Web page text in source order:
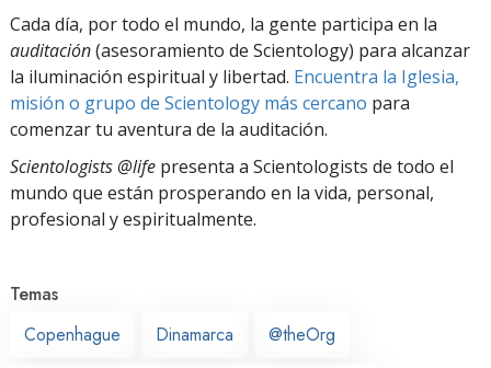
Cada día, por todo el mundo, la gente participa en la
auditación(asesoramiento de Scientology) para alcanzar
la iluminación espiritual y libertad. Encuentra la Iglesia,
misión o grupo de Scientology más cercano para
comenzar tu aventura de la auditación.
Scientologists @life presenta a Scientologists de todo el
mundo que están prosperando en la vida, personal,
profesional y espiritualmente.
Temas
Copenhague
Dinamarca @theOrg